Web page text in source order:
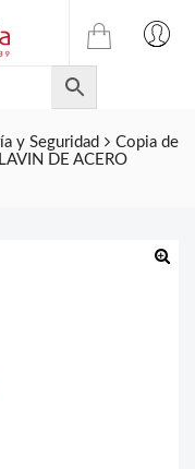
TIENDA
ONLINE
DE
JULIAN
CELDA
y Seguridad
Copia de
DE ACERO